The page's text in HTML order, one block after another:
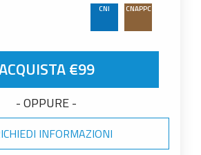
CNI CNAPPC
IMMOBILIARE quantità
€99
- OPPURE -
INFORMAZIONI